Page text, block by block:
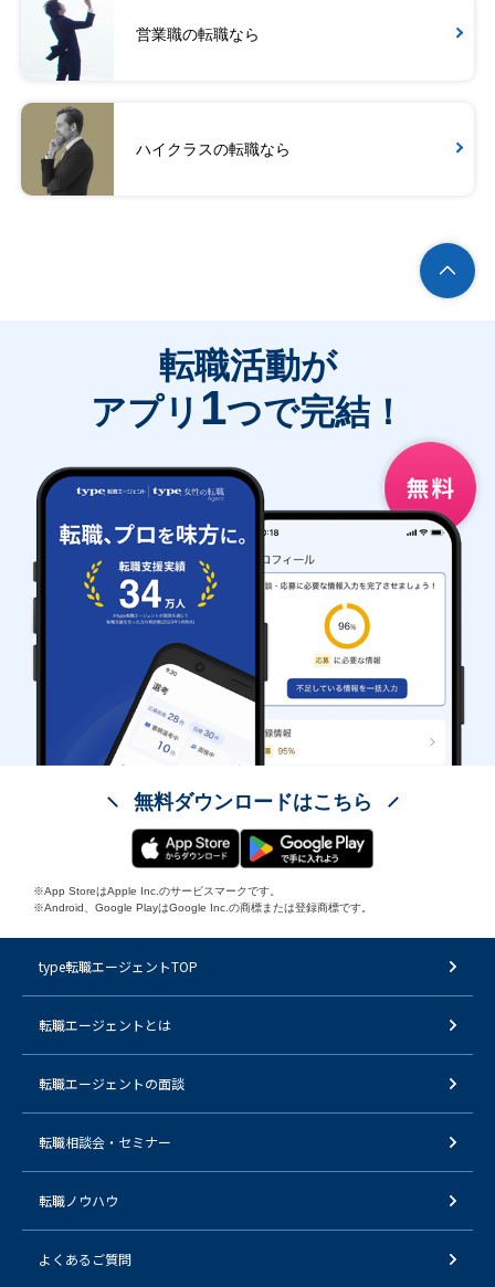
営業職の転職なら
ハイクラスの転職なら
転職活動が
アプリ 1つで完結！
無料ダウンロードはこちら
※App StoreはApple Inc.のサービスマークです。
※Android、Google PlayはGoogle Inc.の商標または登録商標です。
type転職エージェントTOP
転職エージェントとは
転職エージェントの面談
転職相談会・セミナー
転職ノウハウ
よくあるご質問